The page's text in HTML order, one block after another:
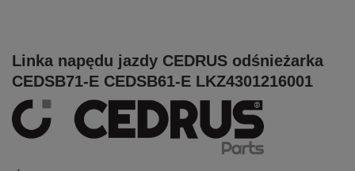
Linka napędu jazdy CEDRUS odśnieżarka
CEDSB71-E CEDSB61-E LKZ4301216001